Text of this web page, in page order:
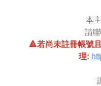
本
請
🔺若尚未註冊帳號
理: